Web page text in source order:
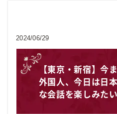
2024/06/29
【東京・新宿】今
外国人、今日は日
な会話を楽しみた